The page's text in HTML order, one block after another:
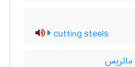
cutting steels
ماتریس